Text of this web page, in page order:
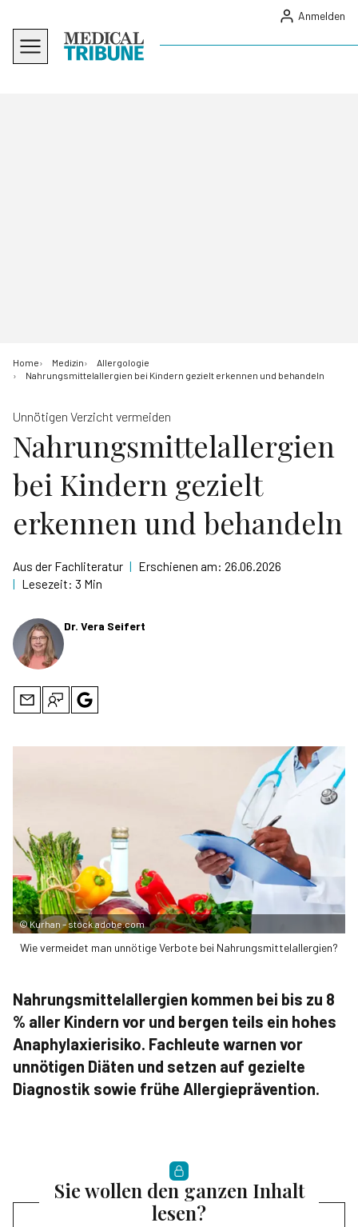
Anmelden
Home Medizin
Allergologie
Nahrungsmittelallergien bei Kindern gezielt erkennen und behandeln
Unnötigen Verzicht vermeiden
Nahrungsmittelallergien
bei Kindern gezielt
erkennen und behandeln
Aus der Fachliteratur | Erschienen am: 26.06.2026
| Lesezeit: 3 Min
Dr. Vera Seifert
©Kurhan – stock.adobe.com
Wie vermeidet man unnötige Verbote bei Nahrungsmittelallergien?
Nahrungsmittelallergien kommen bei bis zu 8
% aller Kindern vor und bergen teils ein hohes
Anaphylaxierisiko. Fachleute warnen vor
unnötigen Diäten und setzen auf gezielte
Diagnostik sowie frühe Allergieprävention.
Sie wollen den ganzen Inhalt
lesen?